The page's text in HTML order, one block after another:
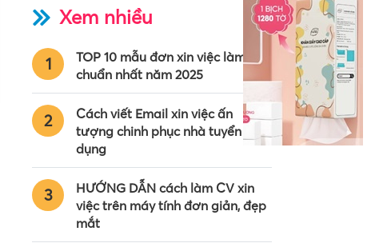
Xem nhiều
1
TOP 10 mẫu đơn xin việc làm
chuẩn nhất năm 2025
2
Cách viết Email xin việc ấn
tượng chinh phục nhà tuyển
dụng
3
HƯỚNG DẪN cách làm CV xin
việc trên máy tính đơn giản, đẹp
mắt